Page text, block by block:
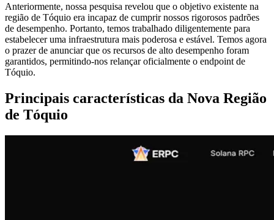
Anteriormente, nossa pesquisa revelou que o objetivo existente na
região de Tóquio era incapaz de cumprir nossos rigorosos padrões
de desempenho. Portanto, temos trabalhado diligentemente para
estabelecer uma infraestrutura mais poderosa e estável. Temos agora
o prazer de anunciar que os recursos de alto desempenho foram
garantidos, permitindo-nos relançar oficialmente o endpoint de
Tóquio.
Principais características da Nova Região
de Tóquio